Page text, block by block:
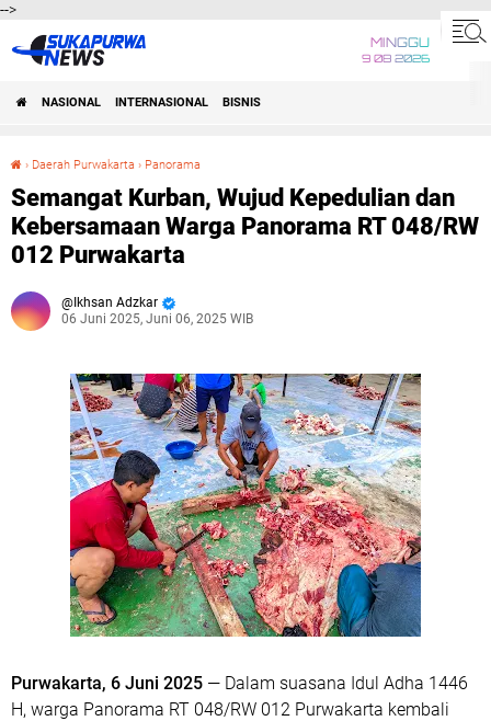
-->
MINGGU
9 08 2026
NASIONAL INTERNASIONAL BISNIS
› Daerah Purwakarta › Panorama
Semangat Kurban, Wujud Kepedulian dan
Kebersamaan Warga Panorama RT 048/RW
012 Purwakarta
Ikhsan Adzkar
06 Juni 2025, Juni 06, 2025 WIB
Purwakarta, 6 Juni 2025 — Dalam suasana Idul Adha 1446
H, warga Panorama RT 048/RW 012 Purwakarta kembali